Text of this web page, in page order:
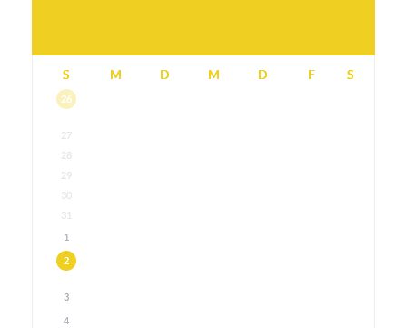
S M D M D F S
26
27
28
29
30
31
1
2
3
4